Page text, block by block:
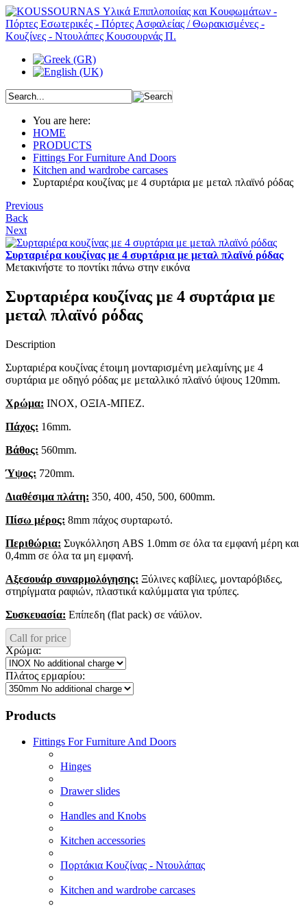
You are here:
HOME
PRODUCTS
Fittings For Furniture And Doors
Kitchen and wardrobe carcases
Συρταριέρα κουζίνας με 4 συρτάρια με μεταλ πλαϊνό ρόδας
Previous
Back
Next
Συρταριέρα κουζίνας με 4 συρτάρια με μεταλ πλαϊνό ρόδας
Μετακινήστε το ποντίκι πάνω στην εικόνα
Συρταριέρα κουζίνας με 4 συρτάρια με
μεταλ πλαϊνό ρόδας
Description
Συρταριέρα κουζίνας έτοιμη μονταρισμένη μελαμίνης με 4
συρτάρια με οδηγό ρόδας με μεταλλικό πλαϊνό ύψους 120mm.
Χρώμα: INOX, ΟΞΙΑ-ΜΠΕΖ.
Πάχος: 16mm.
Βάθος: 560mm.
Ύψος: 720mm.
Διαθέσιμα πλάτη: 350, 400, 450, 500, 600mm.
Πίσω μέρος: 8mm πάχος συρταρωτό.
Περιθώρια: Συγκόλληση ABS 1.0mm σε όλα τα εμφανή μέρη και
0,4mm σε όλα τα μη εμφανή.
Αξεσουάρ συναρμολόγησης: Ξύλινες καβίλιες, μονταρόβιδες,
στηρίγματα ραφιών, πλαστικά καλύμματα για τρύπες.
Συσκευασία: Επίπεδη (flat pack) σε νάϋλον.
Call for price
Χρώμα:
Πλάτος ερμαρίου:
Products
Fittings For Furniture And Doors
Hinges
Drawer slides
Handles and Knobs
Kitchen accessories
Πορτάκια Κουζίνας - Ντουλάπας
Kitchen and wardrobe carcases